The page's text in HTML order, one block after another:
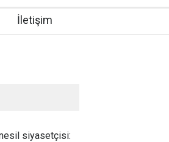
İletişim
siyasetçisi: